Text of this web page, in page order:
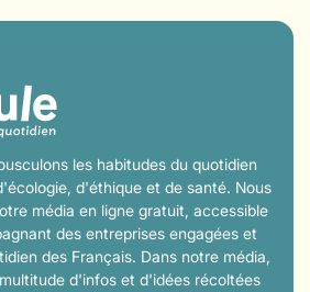
les habitudes du quotidien
d'éthique et de santé. Nous
média en ligne gratuit, accessible
des entreprises engagées et
des Français. Dans notre média,
d'infos et d'idées récoltées